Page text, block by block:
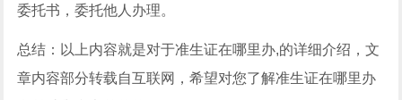
委托书，委托他人办理。
总结：以上内容就是对于准生证在哪里办,的详细介绍，文
章内容部分转载自互联网，希望对您了解准生证在哪里办